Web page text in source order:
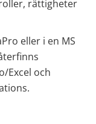
rättigheter
eller i en MS
Excel och